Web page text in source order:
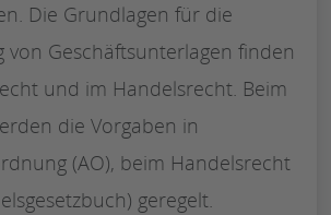
Die Grundlagen für die
von Geschäftsunterlagen finden
und im Handelsrecht. Beim
die Vorgaben in
(AO), beim Handelsrecht
geregelt.